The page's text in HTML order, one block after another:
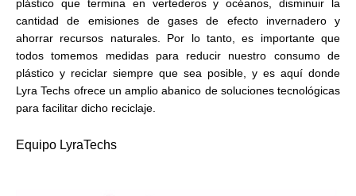
plástico que termina en vertederos y océanos, disminuir la
cantidad de emisiones de gases de efecto invernadero y
ahorrar recursos naturales. Por lo tanto, es importante que
todos tomemos medidas para reducir nuestro consumo de
plástico y reciclar siempre que sea posible, y es aquí donde
Lyra Techs ofrece un amplio abanico de soluciones tecnológicas
para facilitar dicho reciclaje.
Equipo LyraTechs